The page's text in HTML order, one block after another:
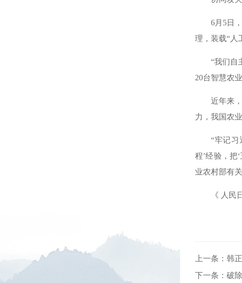
6月5日
理，装载“人
“我们自
20台智慧农
近年来
力，我国农
“牢记习
程’经验，把
业农村部有
《 人民
上一条：韩
下一条：破